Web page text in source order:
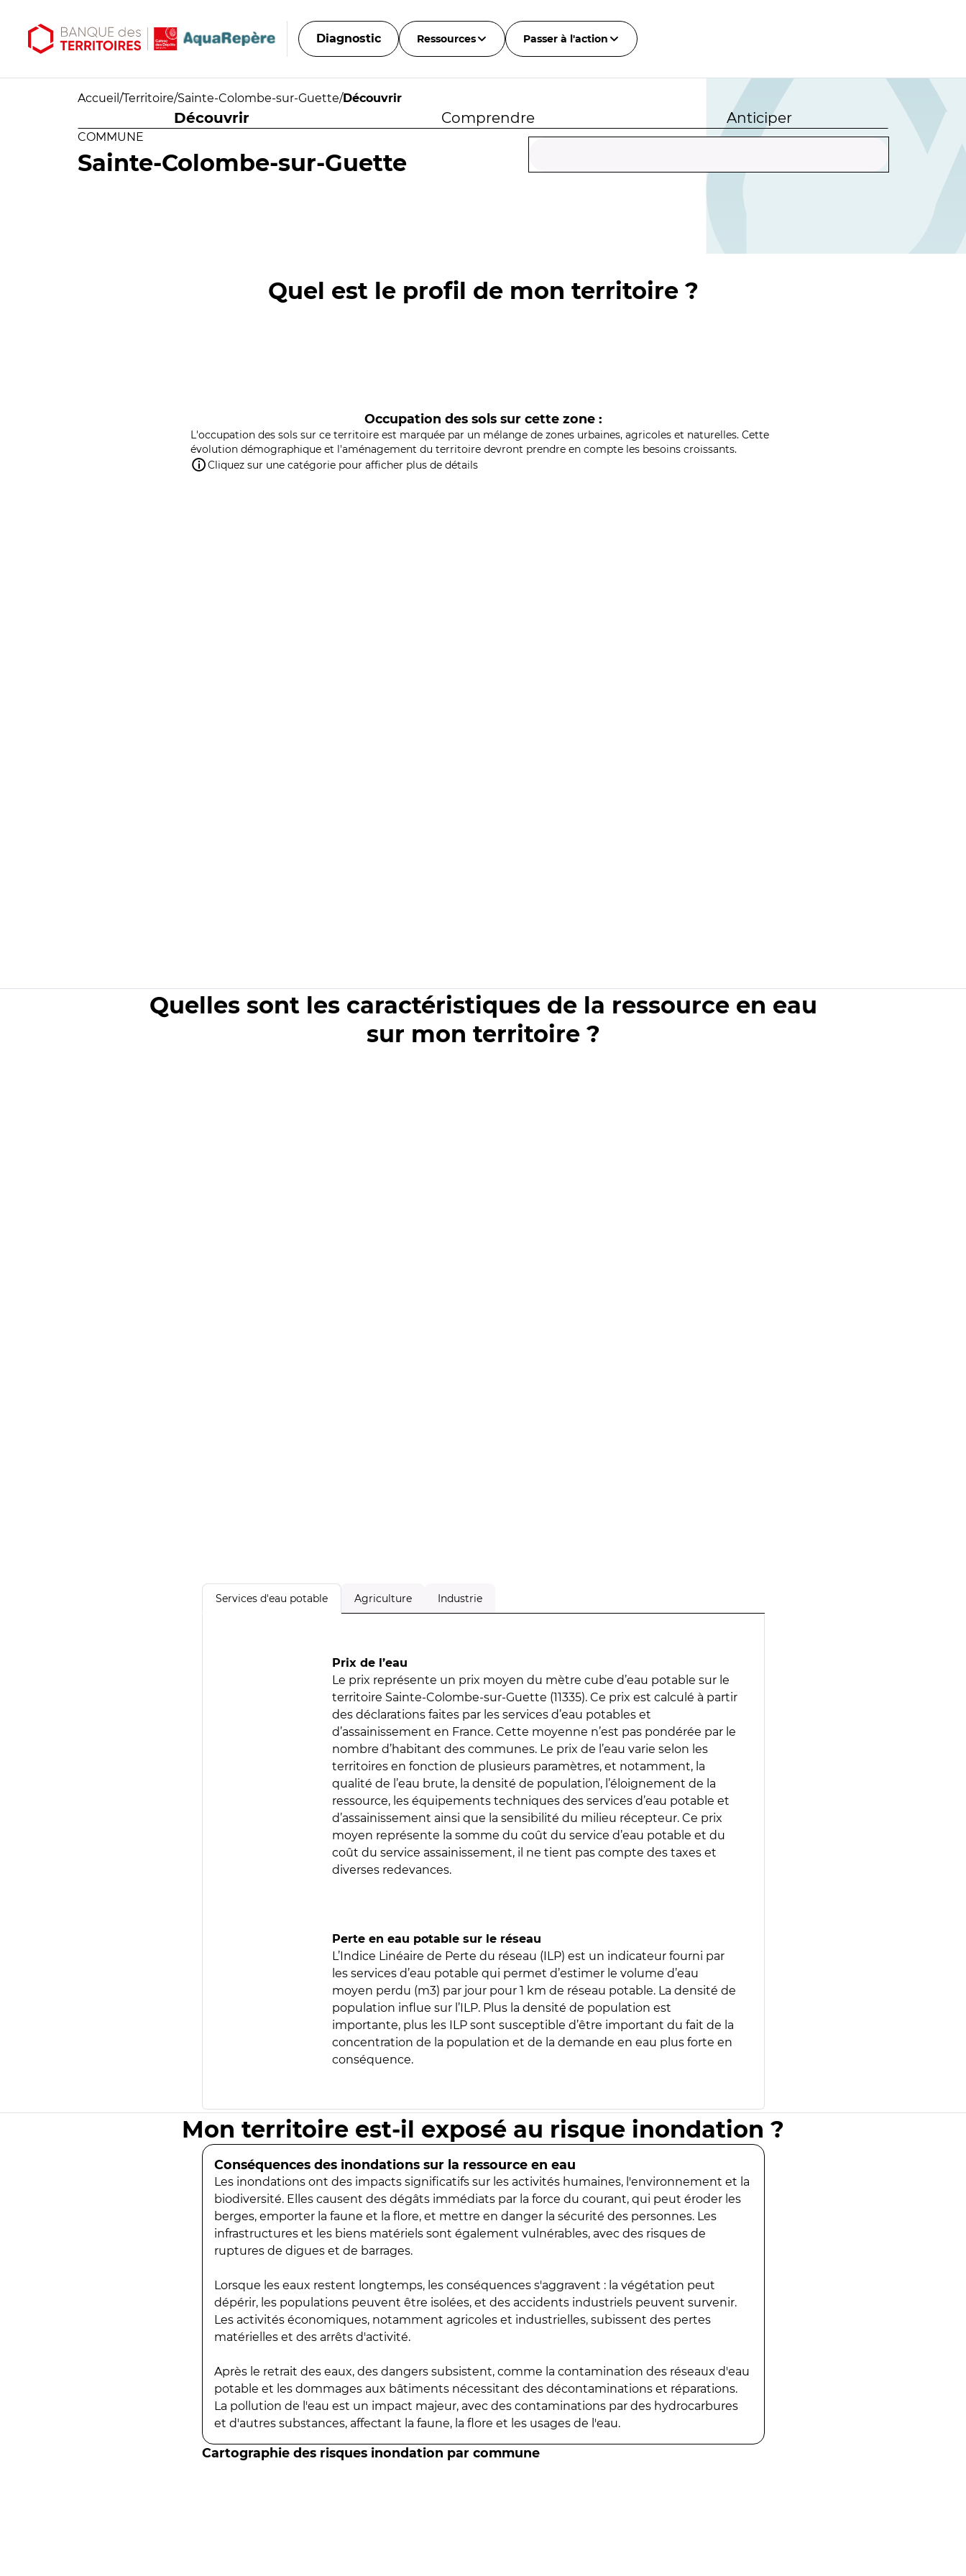
Diagnostic Ressources Passer à l'action
Accueil /Territoire/Sainte-Colombe-sur-Guette/Découvrir
Découvrir Comprendre Anticiper
COMMUNE
Sainte-Colombe-sur-Guette
Quel est le profil de mon territoire ?
Occupation des sols sur cette zone :
L'occupation des sols sur ce territoire est marquée par un mélange de zones urbaines, agricoles et naturelles. Cette
évolution démographique et l'aménagement du territoire devront prendre en compte les besoins croissants.
Cliquez sur une catégorie pour afficher plus de détails
Quelles sont les caractéristiques de la ressource en eau
sur mon territoire ?
Services d'eau potable Agriculture Industrie
Prix de l’eau
Le prix représente un prix moyen du mètre cube d’eau potable sur le
territoire Sainte-Colombe-sur-Guette (11335). Ce prix est calculé à partir
des déclarations faites par les services d’eau potables et
d’assainissement en France. Cette moyenne n’est pas pondérée par le
nombre d’habitant des communes. Le prix de l’eau varie selon les
territoires en fonction de plusieurs paramètres, et notamment, la
qualité de l’eau brute, la densité de population, l’éloignement de la
ressource, les équipements techniques des services d’eau potable et
d’assainissement ainsi que la sensibilité du milieu récepteur. Ce prix
moyen représente la somme du coût du service d’eau potable et du
coût du service assainissement, il ne tient pas compte des taxes et
diverses redevances.
Perte en eau potable sur le réseau
L’Indice Linéaire de Perte du réseau (ILP) est un indicateur fourni par
les services d’eau potable qui permet d’estimer le volume d’eau
moyen perdu (m3) par jour pour 1 km de réseau potable. La densité de
population influe sur l’ILP. Plus la densité de population est
importante, plus les ILP sont susceptible d’être important du fait de la
concentration de la population et de la demande en eau plus forte en
conséquence.
Mon territoire est-il exposé au risque inondation ?
Conséquences des inondations sur la ressource en eau
Les inondations ont des impacts significatifs sur les activités humaines, l'environnement et la
biodiversité. Elles causent des dégâts immédiats par la force du courant, qui peut éroder les
berges, emporter la faune et la flore, et mettre en danger la sécurité des personnes. Les
infrastructures et les biens matériels sont également vulnérables, avec des risques de
ruptures de digues et de barrages.
Lorsque les eaux restent longtemps, les conséquences s'aggravent : la végétation peut
dépérir, les populations peuvent être isolées, et des accidents industriels peuvent survenir.
Les activités économiques, notamment agricoles et industrielles, subissent des pertes
matérielles et des arrêts d'activité.
Après le retrait des eaux, des dangers subsistent, comme la contamination des réseaux d'eau
potable et les dommages aux bâtiments nécessitant des décontaminations et réparations.
La pollution de l'eau est un impact majeur, avec des contaminations par des hydrocarbures
et d'autres substances, affectant la faune, la flore et les usages de l'eau.
Cartographie des risques inondation par commune